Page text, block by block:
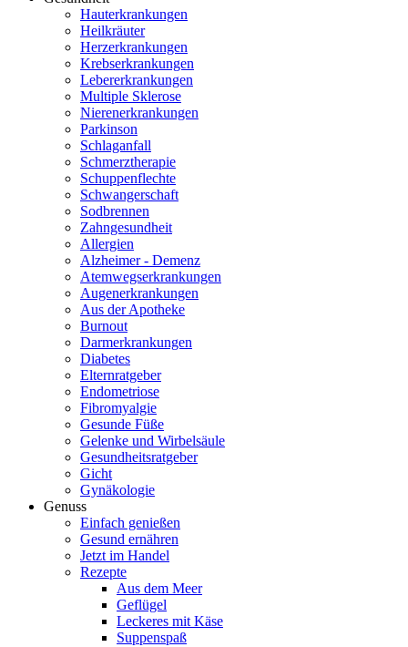
Hauterkrankungen
Heilkräuter
Herzerkrankungen
Krebserkrankungen
Lebererkrankungen
Multiple Sklerose
Nierenerkrankungen
Parkinson
Schlaganfall
Schmerztherapie
Schuppenflechte
Schwangerschaft
Sodbrennen
Zahngesundheit
Allergien
Alzheimer - Demenz
Atemwegserkrankungen
Augenerkrankungen
Aus der Apotheke
Burnout
Darmerkrankungen
Diabetes
Elternratgeber
Endometriose
Fibromyalgie
Gesunde Füße
Gelenke und Wirbelsäule
Gesundheitsratgeber
Gicht
Gynäkologie
Genuss
Einfach genießen
Gesund ernähren
Jetzt im Handel
Rezepte
Aus dem Meer
Geflügel
Leckeres mit Käse
Suppenspaß